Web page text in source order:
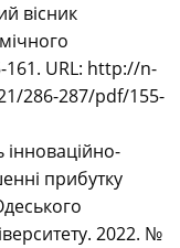
вісник
161. URL: http://n-
286-287/pdf/155-
прибутку
2022. №